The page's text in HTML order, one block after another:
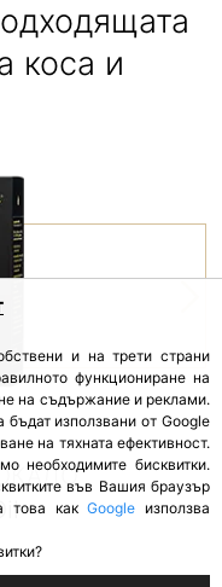
коса и
и на трети страни
функциониране на
на съдържание и реклами.
бъдат използвани от Google
на тяхната ефективност.
необходимите бисквитки.
във Вашия браузър
това какGoogle използва